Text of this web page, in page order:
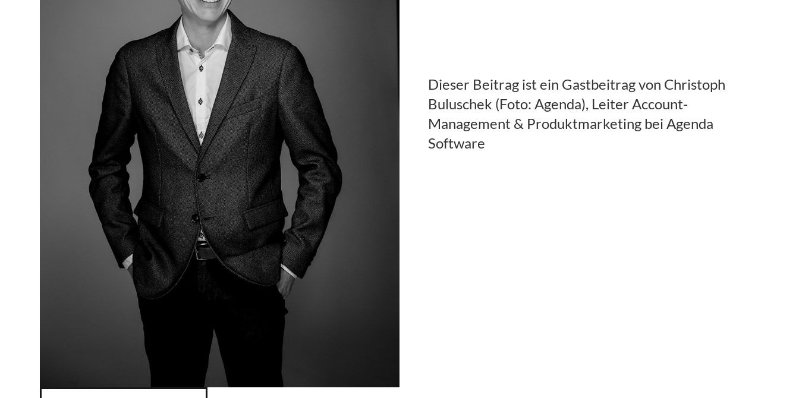
Dieser Beitrag ist ein Gastbeitrag von Christoph
Buluschek (Foto: Agenda), Leiter Account-
Management & Produktmarketing bei Agenda
Software